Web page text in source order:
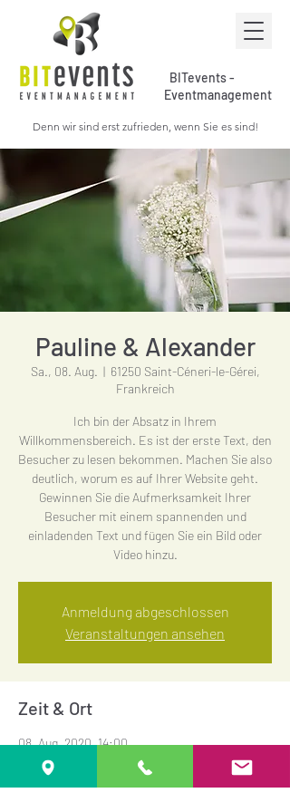
BITevents -
Eventmanagement
Denn wir sind erst zufrieden, wenn Sie es sind!
Pauline & Alexander
Sa., 08. Aug.
  |
61250 Saint-Céneri-le-Gérei,
Frankreich
Ich bin der Absatz in Ihrem
Willkommensbereich. Es ist der erste Text, den
Besucher zu lesen bekommen. Machen Sie also
deutlich, worum es auf Ihrer Website geht.
Gewinnen Sie die Aufmerksamkeit Ihrer
Besucher mit einem spannenden und
einladenden Text und fügen Sie ein Bild oder
Video hinzu.
Anmeldung abgeschlossen
Veranstaltungen ansehen
Zeit & Ort
08. Aug. 2020, 14:00
61250 Saint-Céneri-le-Gérei, Frankreich